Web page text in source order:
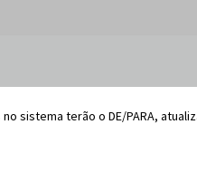
sistema terão o DE/PARA,